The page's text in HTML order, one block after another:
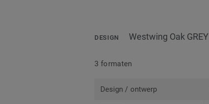
DESIGN Westwing Oak GREY
3 formaten
Design / ontwerp